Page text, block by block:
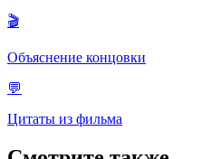
🎬
Объяснение концовки
💬
Цитаты из фильма